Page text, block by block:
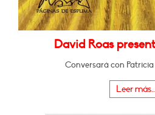
David Roas
Conversará con Patricia
Leer